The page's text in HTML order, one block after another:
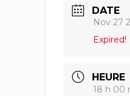
DATE
Nov 27
Expired!
HEURE
18 h 00